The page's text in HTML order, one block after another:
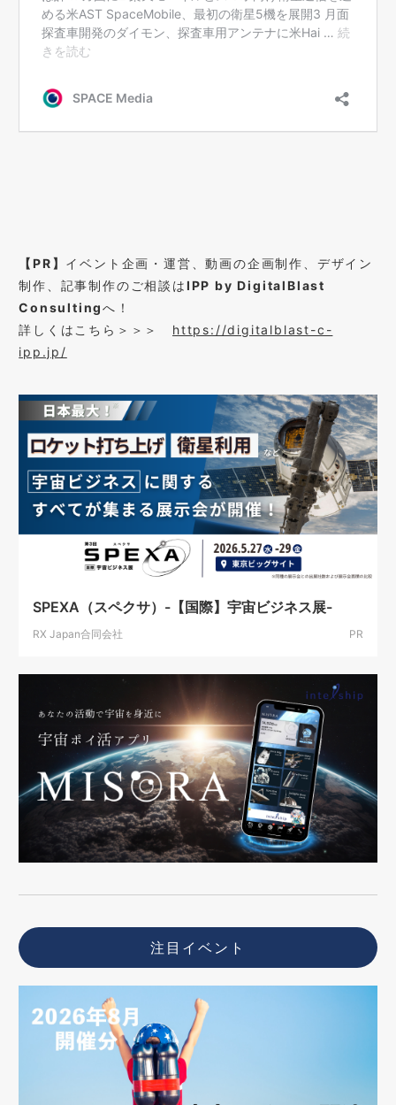
【PR】 イベント企画・運営、動画の企画制作、デザイン
制作、記事制作のご相談はIPP by DigitalBlast
Consultingへ！
詳しくはこちら＞＞＞ https://digitalblast-c-
ipp.jp/
SPEXA（スペクサ）-【国際】宇宙ビジネス展-
RX Japan合同会社 PR
注目イベント